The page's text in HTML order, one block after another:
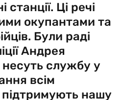
Ці речі
окупантами та
Були раді
Андрея
несуть службу у
всім
нашу